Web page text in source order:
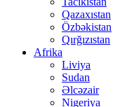
Qazaxıstan
Özbəkistan
Qırğızıstan
Afrika
Liviya
Sudan
Əlcəzair
Nigeriya